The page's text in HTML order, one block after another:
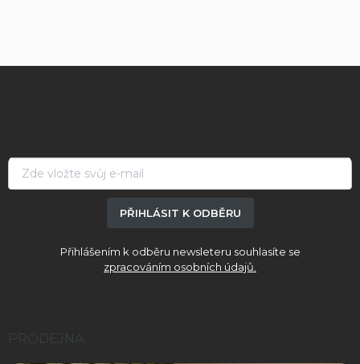
PŘIHLÁSIT K ODBĚRU
Přihlášením k odběru newsleteru souhlasíte se
zpracováním osobních údajů.
PRODEJNA